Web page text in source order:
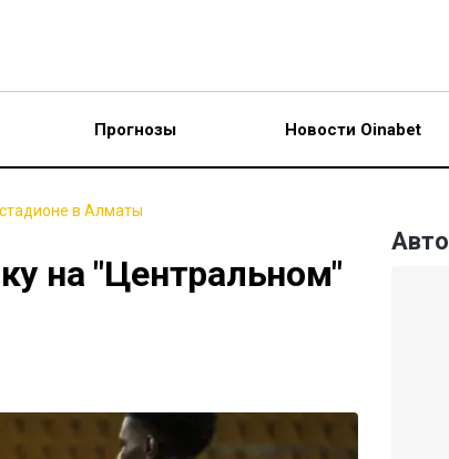
Прогнозы Новости Oinabet
в Алматы
на "Центральном"